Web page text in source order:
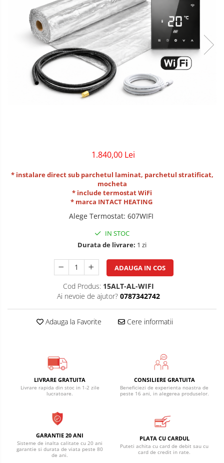
1.840,00 Lei
* instalare direct sub parchetul laminat, parchetul stratificat,
mocheta
* include termostat WiFi
* marca INTACT HEATING
Alege Termostat: 607WIFI
IN STOC
Durata de livrare: 1 zi
ADAUGA IN COS
Cod Produs: 15ALT-AL-WIFI
Ai nevoie de ajutor? 0787342742
Adauga la Favorite Cere informatii
LIVRARE GRATUITA
Livrare rapida din stoc in 1-2 zile
lucratoare.
CONSILIERE GRATUITA
Beneficiezi de experienta noastra de
peste 16 ani, in alegerea produselor.
GARANTIE 20 ANI
Sisteme de inalta calitate cu 20 ani
garantie si durata de viata peste 80
de ani.
PLATA CU CARDUL
Puteti achita cu card de debit sau cu
card de credit in rate.